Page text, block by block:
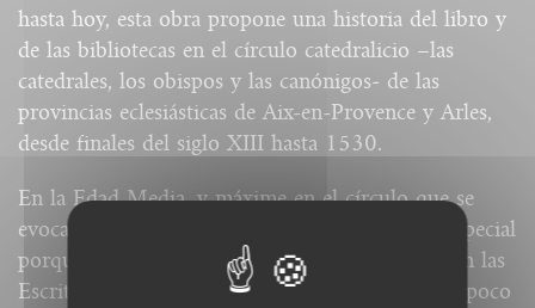
hasta hoy, esta obra propone una historia del libro y
de las bibliotecas en el círculo catedralicio –las
catedrales, los obispos y las canónigos‑ de las
provincias eclesiásticas de Aix-en-Provence y Arles,
desde finales del siglo XIII hasta 1530.
En la Edad Media, y máxime en el círculo que se
evoca la obra, el libro gozaba de un prestigio especial
porque era un símbolo en una religión basada en las
Escrituras, por su modo de producción, largo y poco